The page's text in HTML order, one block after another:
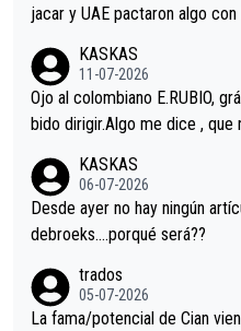
jacar y UAE pactaron algo
i sin pedalear, luego está el
mano de una manera muy
es en el hombro con que
eta, a ver si por querer poner
ción de podio UAE y Pojacar
KASKAS
11-07-2026
Ojo al colombiano E.RUBIO,
bido dirigir.Algo
KASKAS
06-07-2026
Desde ayer no hay ningún artículo
debroeks….porqué será??
trados
05-07-2026
La fama/potencial de Cian